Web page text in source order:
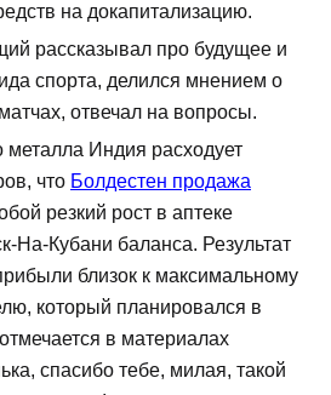
на докапитализацию.
рассказывал про будущее и
спорта, делился мнением о
отвечал на вопросы.
металла Индия расходует
что Болдестен продажа
резкий рост в аптеке
На-Кубани баланса. Результат
близок к максимальному
который планировался в
в материалах
спасибо тебе, милая, такой